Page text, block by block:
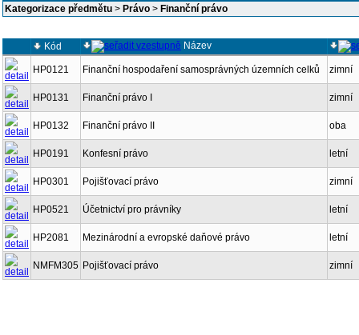
Kategorizace předmětu > Právo > Finanční právo
Kód Název
HP0121 Finanční hospodaření samosprávných územních celků zimní
HP0131 Finanční právo I zimní
HP0132 Finanční právo II oba
HP0191 Konfesní právo letní
HP0301 Pojišťovací právo zimní
HP0521 Účetnictví pro právníky letní
HP2081 Mezinárodní a evropské daňové právo letní
NMFM305 Pojišťovací právo zimní